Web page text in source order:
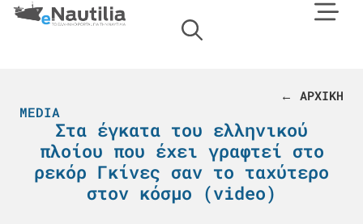
← ΑΡΧΙΚΗ
MEDIA
Στα έγκατα του ελληνικού
πλοίου που έχει γραφτεί στο
ρεκόρ Γκίνες σαν το ταχύτερο
στον κόσμο (video)